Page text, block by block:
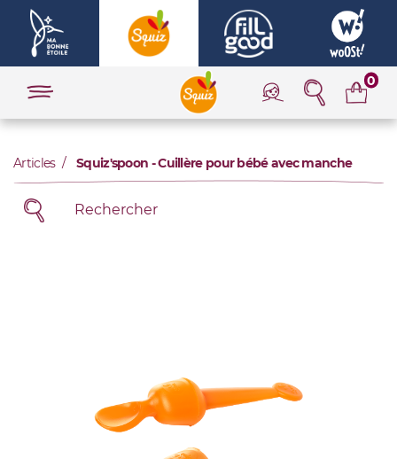
0
Articles Squiz'spoon - Cuillère pour bébé avec manche